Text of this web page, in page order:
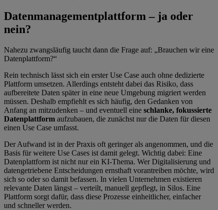
Datenmanagementplattform – ja oder
nein?
Nahezu zwangsläufig taucht dann die Frage auf: „Brauchen wir eine
Datenplattform?“
Rein technisch lässt sich ein erster Use Case auch ohne dedizierte
Plattform umsetzen. Allerdings entsteht dabei das Risiko, dass
aufbereitete Daten später in eine neue Umgebung migriert werden
müssen. Deshalb empfiehlt es sich häufig, den Gedanken von
Anfang an mitzudenken – und eventuell eine schlanke, fokussierte
Datenplattform aufzubauen, die zunächst nur die Daten für diesen
einen Use Case umfasst.
Der Aufwand ist in der Praxis oft geringer als angenommen, und die
Basis für weitere Use Cases ist damit gelegt. Wichtig dabei: Eine
Datenplattform ist nicht nur ein KI-Thema. Wer Digitalisierung und
datengetriebene Entscheidungen ernsthaft vorantreiben möchte, wird
sich so oder so damit befassen. In vielen Unternehmen existieren
relevante Daten längst – verteilt, manuell gepflegt, in Silos. Eine
Plattform sorgt dafür, dass diese Prozesse einheitlicher, einfacher
und schneller werden.